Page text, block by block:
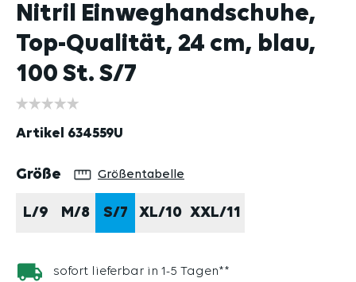
Nitril Einweghandschuhe,
Top-Qualität, 24 cm, blau,
100 St. S/7
Artikel 634559U
Größe auswählen
Größentabelle
L/9 M/8 S/7 XL/10 XXL/11
sofort lieferbar in 1-5 Tagen**